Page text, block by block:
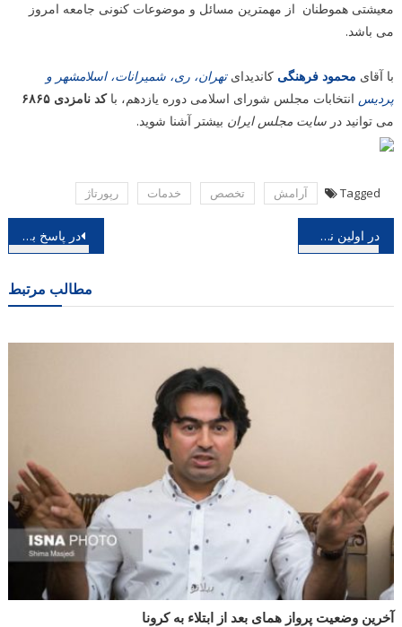
معیشتی هموطنان از مهمترین مسائل و موضوعات کنونی جامعه امروز
می باشد.
با آقای محمود فرهنگی کاندیدایتهران، ری، شمیرانات، اسلامشهر و
پردیس انتخابات مجلس شورای اسلامی دوره یازدهم، باکد نامزدی ۶۸۶۵
می توانید در سایت مجلس ایران بیشتر آشنا شوید.
Tagged آرامش تخصص خدمات رپورتاژ
راهبری
در پاسخ به مهر مطرح شد؛ روایت وزیرارشاد ازدستاوردهای موسیقی فجر در اولین نشست پژوهشی فجر مطرح شد؛ روایت هایی از تفاوت غنا و موسیقی
مطالب مرتبط
آخرین وضعیت پرواز همای بعد از ابتلاء به کرونا